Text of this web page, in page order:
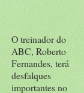
O treinador do
ABC, Roberto
Fernandes, terá
desfalques
importantes no